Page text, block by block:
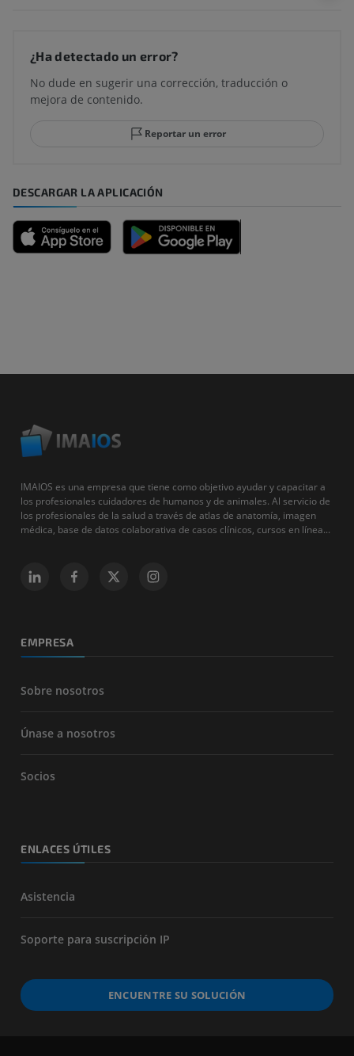
¿Ha detectado un error?
No dude en sugerir una corrección, traducción o
mejora de contenido.
Reportar un error
DESCARGAR LA APLICACIÓN
IMAIOS es una empresa que tiene como objetivo ayudar y capacitar a
los profesionales cuidadores de humanos y de animales. Al servicio de
los profesionales de la salud a través de atlas de anatomía, imagen
médica, base de datos colaborativa de casos clínicos, cursos en línea...
EMPRESA
Sobre nosotros
Únase a nosotros
Socios
ENLACES ÚTILES
Asistencia
Soporte para suscripción IP
ENCUENTRE SU SOLUCIÓN